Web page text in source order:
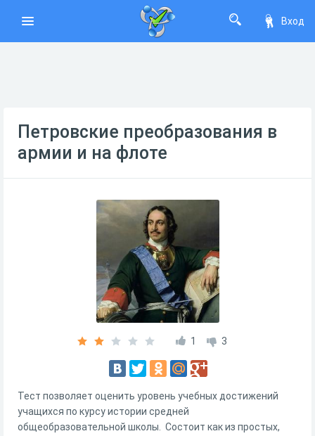
Вход
Петровские преобразования в
армии и на флоте
1 3
Тест позволяет оценить уровень учебных достижений
учащихся по курсу истории средней
общеобразовательной школы. Состоит как из простых,